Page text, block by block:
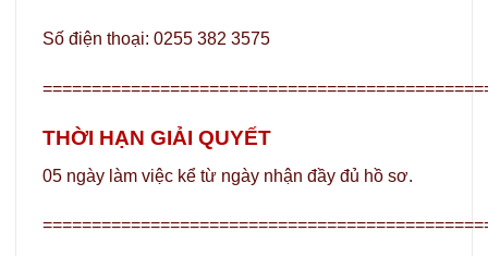
Số điện thoại: 0255 382 3575
THỜI HẠN GIẢI QUYẾT
05 ngày làm việc kể từ ngày nhận đầy đủ hồ sơ.